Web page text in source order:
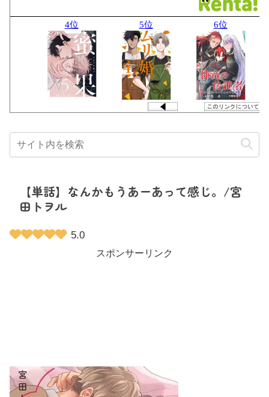
【単話】なんかもうあーあって感じ。/宮
田トヲル
5.0
スポンサーリンク